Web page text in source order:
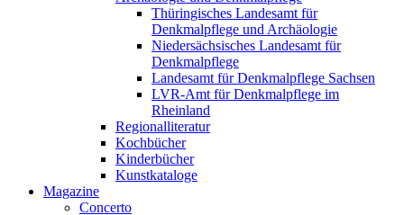
Thüringisches Landesamt für
Denkmalpflege und Archäologie
Niedersächsisches Landesamt für
Denkmalpflege
Landesamt für Denkmalpflege Sachsen
LVR-Amt für Denkmalpflege im
Rheinland
Regionalliteratur
Kochbücher
Kinderbücher
Kunstkataloge
Magazine
Concerto